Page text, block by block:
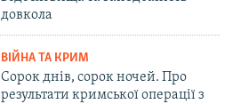
довкола
ВІЙНА ТА КРИМ
Сорок днів, сорок ночей. Про
результати кримської операції з